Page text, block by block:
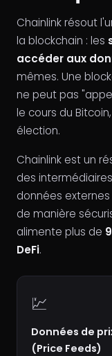
Chainlink résout
la blockchain : les
accéder aux
mêmes. Une
ne peut pas
le cours du
élection.
Chainlink est un
des
données
de manière
alimente plus de
DeFi.
💹
Données de
(Price Feeds)